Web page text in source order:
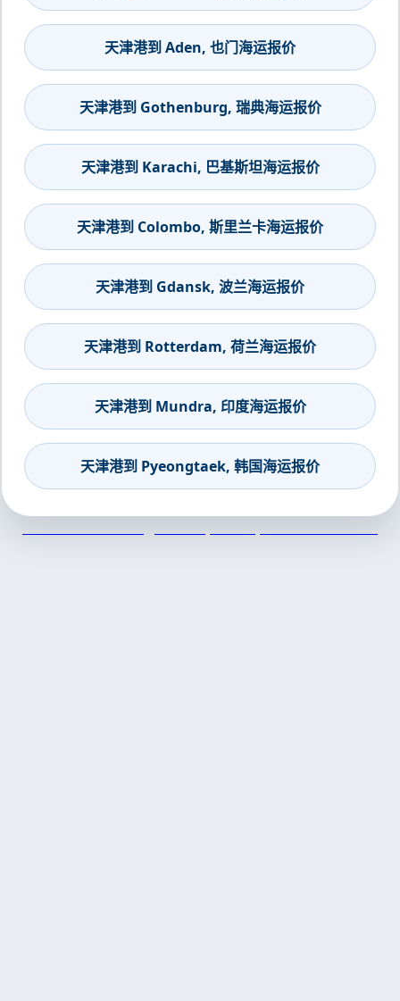
天津港到 Aden, 也门海运报价
天津港到 Gothenburg, 瑞典海运报价
天津港到 Karachi, 巴基斯坦海运报价
天津港到 Colombo, 斯里兰卡海运报价
天津港到 Gdansk, 波兰海运报价
天津港到 Rotterdam, 荷兰海运报价
天津港到 Mundra, 印度海运报价
天津港到 Pyeongtaek, 韩国海运报价